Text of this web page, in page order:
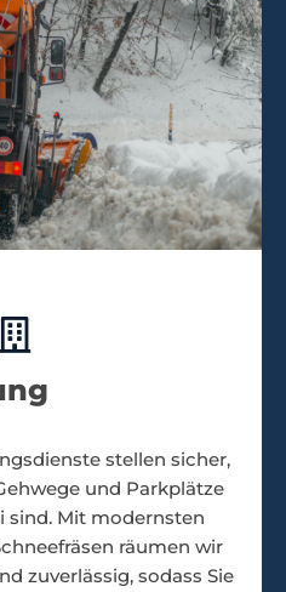
stellen sicher,
und Parkplätze
sind. Mit modernsten
räumen wir
zuverlässig, sodass Sie